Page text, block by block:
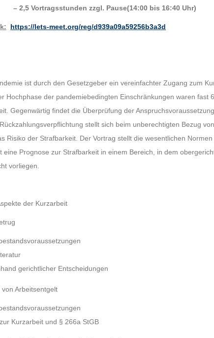
– 2,5 Vortragsstunden zzgl. Pause(14:00 bis 16:40 Uhr)
: https://lets-meet.org/reg/d939a09a59256b3a3d
ist durch den Gesetzgeber ein vereinfachter Zugang zum
Hochphase der pandemiebedingten Einschränkungen waren fast
Gegenwärtig findet die Überprüfung der
stellt sich beim unberechtigten Bezug von
Risiko der Strafbarkeit. Der Vortrag stellt die wesentlichen Normen
eine Prognose zur Strafbarkeit in einem Bereich, in dem
vorliegen.
der Kurzarbeit
gerichtlicher Entscheidungen
Arbeitsentgelt
Kurzarbeit und § 266a StGB